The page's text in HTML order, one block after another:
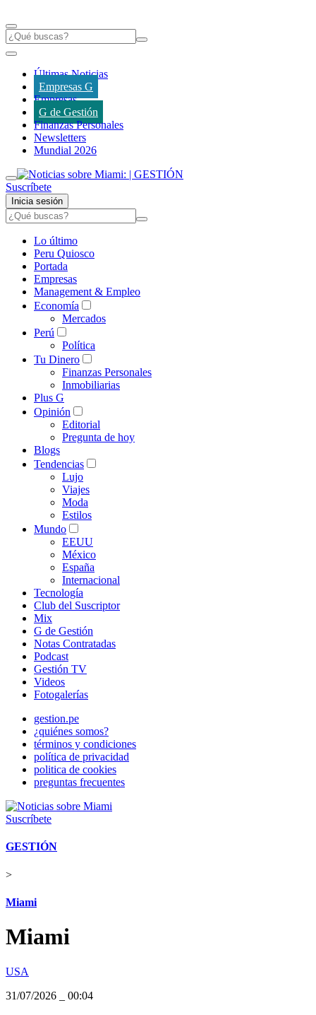
Últimas Noticias
Empresas G
Empresas
G de Gestión
Finanzas Personales
Newsletters
Mundial 2026
Suscríbete
Inicia sesión
Lo último
Peru Quiosco
Portada
Empresas
Management & Empleo
Economía
Mercados
Perú
Política
Tu Dinero
Finanzas Personales
Inmobiliarias
Plus G
Opinión
Editorial
Pregunta de hoy
Blogs
Tendencias
Lujo
Viajes
Moda
Estilos
Mundo
EEUU
México
España
Internacional
Tecnología
Club del Suscriptor
Mix
G de Gestión
Notas Contratadas
Podcast
Gestión TV
Videos
Fotogalerías
gestion.pe
¿quiénes somos?
términos y condiciones
política de privacidad
politica de cookies
preguntas frecuentes
Suscríbete
GESTIÓN
>
Miami
Miami
USA
31/07/2026
00:04